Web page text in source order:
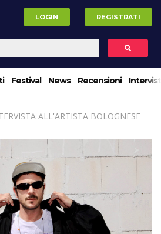
LOGIN REGISTRATI
Festival News Recensioni
ALL'ARTISTA BOLOGNESE